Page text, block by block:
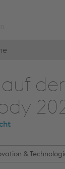
der
&